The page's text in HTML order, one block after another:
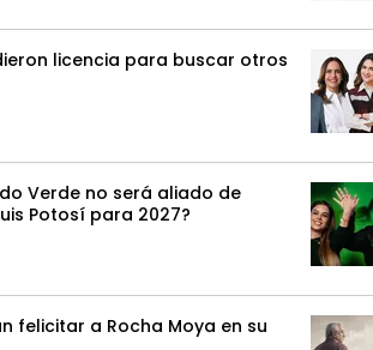
licencia para buscar otros
Verde no será aliado de
Potosí para 2027?
felicitar a Rocha Moya en su